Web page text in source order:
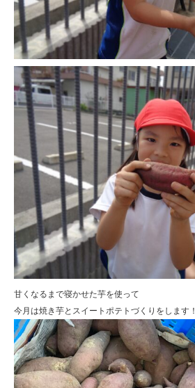
甘くなるまで寝かせた芋を使って
今月は焼き芋とスイートポテトづくりをします！